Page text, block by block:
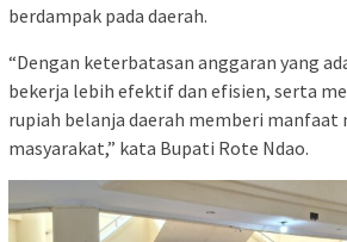
berdampak pada daerah.
“Dengan keterbatasan anggaran yang
bekerja lebih efektif dan efisien, serta
rupiah belanja daerah memberi manfaat
masyarakat,” kata Bupati Rote Ndao.